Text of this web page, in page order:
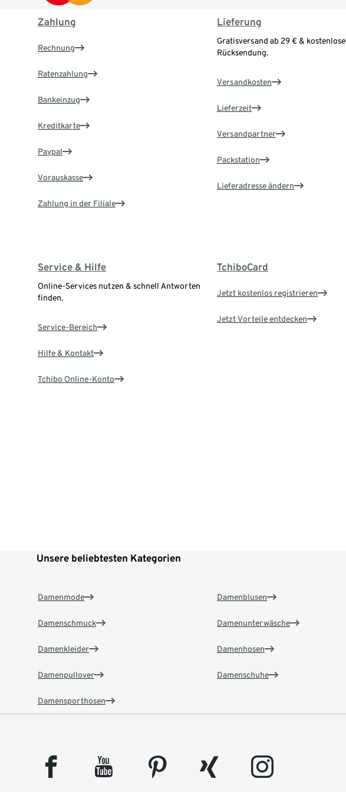
Zahlung
Rechnung
Ratenzahlung
Bankeinzug
Kreditkarte
Paypal
Vorauskasse
Zahlung in der Filiale
Lieferung
Gratisversand ab 29 € & kostenlose
Rücksendung.
Versandkosten
Lieferzeit
Versandpartner
Packstation
Lieferadresse ändern
Service & Hilfe
Online-Services nutzen & schnell Antworten
finden.
Service-Bereich
Hilfe & Kontakt
Tchibo Online-Konto
TchiboCard
Jetzt kostenlos registrieren
Jetzt Vorteile entdecken
Unsere beliebtesten Kategorien
Damenmode
Damenschmuck
Damenkleider
Damenpullover
Damensporthosen
Damenblusen
Damenunterwäsche
Damenhosen
Damenschuhe
facebook youtube pinterest xing instagram